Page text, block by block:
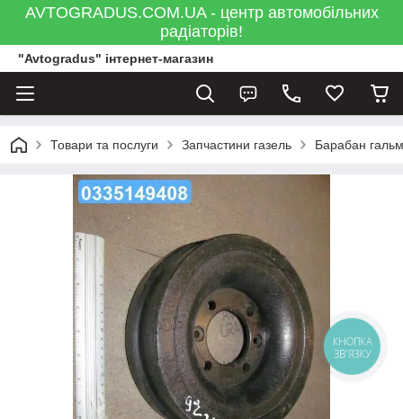
AVTOGRADUS.COM.UA - центр автомобільних
радіаторів!
"Avtogradus" інтернет-магазин
Товари та послуги Запчастини газель Барабан
КНОПКА
ЗВ'ЯЗКУ